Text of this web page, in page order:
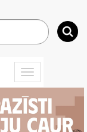
Toggle
navigation